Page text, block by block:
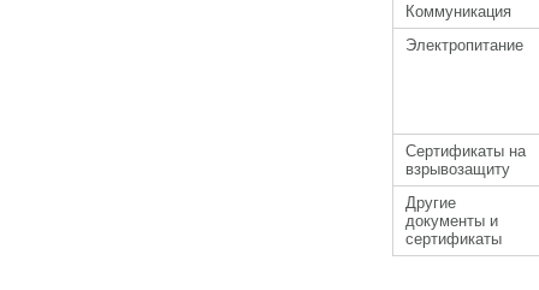
Коммуникация
Электропитание
Сертификаты на
взрывозащиту
Другие
документы и
сертификаты